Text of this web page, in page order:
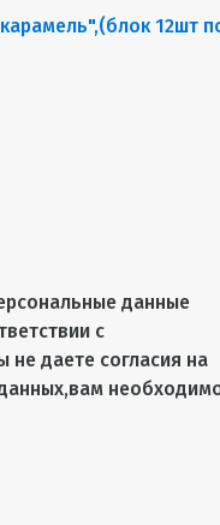
12шт
данные
с
не даете согласия на